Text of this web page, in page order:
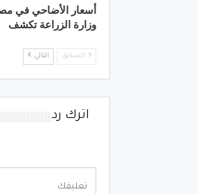
وزارة الزراعة تكشف
السابق التالي
اترك رد